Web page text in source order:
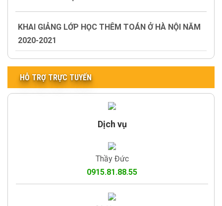
KHAI GIẢNG LỚP HỌC THÊM TOÁN Ở HÀ NỘI NĂM
2020-2021
HỖ TRỢ TRỰC TUYẾN
Dịch vụ
Thầy Đức
0915.81.88.55